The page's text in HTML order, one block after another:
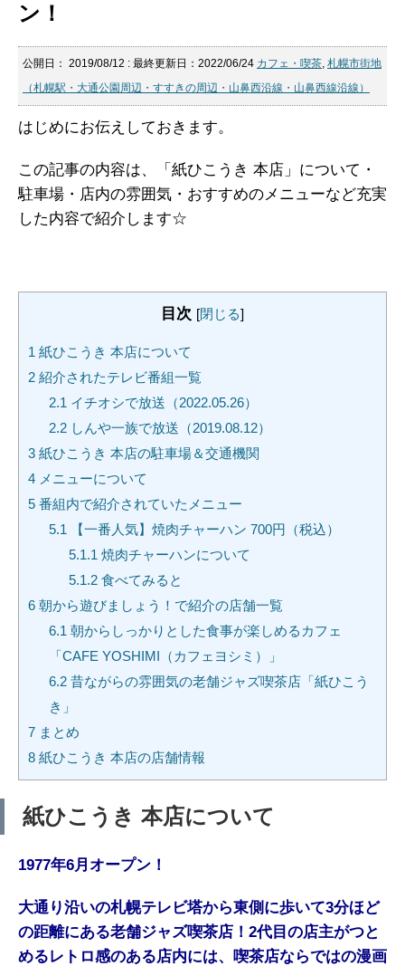
ン！
公開日： 2019/08/12 : 最終更新日：2022/06/24 カフェ・喫茶, 札幌市街地
（札幌駅・大通公園周辺・すすきの周辺・山鼻西沿線・山鼻西線沿線）
はじめにお伝えしておきます。
この記事の内容は、「紙ひこうき 本店」について・
駐車場・店内の雰囲気・おすすめのメニューなど充実
した内容で紹介します☆
目次 [閉じる]
1 紙ひこうき 本店について
2 紹介されたテレビ番組一覧
2.1 イチオシで放送（2022.05.26）
2.2しんや一族で放送（2019.08.12）
3 紙ひこうき 本店の駐車場＆交通機関
4 メニューについて
5 番組内で紹介されていたメニュー
5.1 【一番人気】焼肉チャーハン 700円（税込）
5.1.1 焼肉チャーハンについて
5.1.2 食べてみると
6 朝から遊びましょう！で紹介の店舗一覧
6.1 朝からしっかりとした食事が楽しめるカフェ
「CAFE YOSHIMI（カフェヨシミ）」
6.2昔ながらの雰囲気の老舗ジャズ喫茶店「紙ひこう
き」
7 まとめ
8 紙ひこうき 本店の店舗情報
紙ひこうき 本店について
1977年6月オープン！
大通り沿いの札幌テレビ塔から東側に歩いて3分ほど
の距離にある老舗ジャズ喫茶店！ 2代目の店主がつと
めるレトロ感のある店内には、喫茶店ならではの漫画